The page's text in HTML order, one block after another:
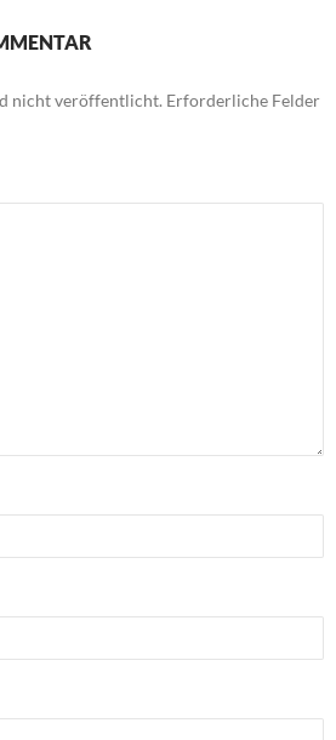
nicht veröffentlicht. Erforderliche Felder